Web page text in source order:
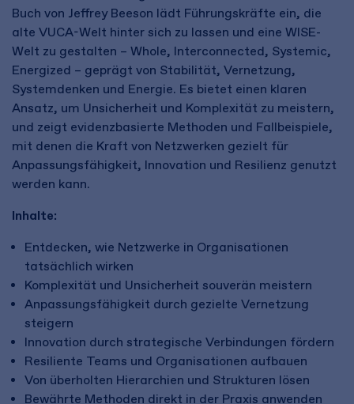
Buch von Jeffrey Beeson lädt Führungskräfte ein, die
alte VUCA-Welt hinter sich zu lassen und eine WISE-
Welt zu gestalten – Whole, Interconnected, Systemic,
Energized – geprägt von Stabilität, Vernetzung,
Systemdenken und Energie. Es bietet einen klaren
Ansatz, um Unsicherheit und Komplexität zu meistern,
und zeigt evidenzbasierte Methoden und Fallbeispiele,
mit denen die Kraft von Netzwerken gezielt für
Anpassungsfähigkeit, Innovation und Resilienz genutzt
werden kann.
Inhalte:
Entdecken, wie Netzwerke in Organisationen
tatsächlich wirken
Komplexität und Unsicherheit souverän meistern
Anpassungsfähigkeit durch gezielte Vernetzung
steigern
Innovation durch strategische Verbindungen fördern
Resiliente Teams und Organisationen aufbauen
Von überholten Hierarchien und Strukturen lösen
Bewährte Methoden direkt in der Praxis anwenden